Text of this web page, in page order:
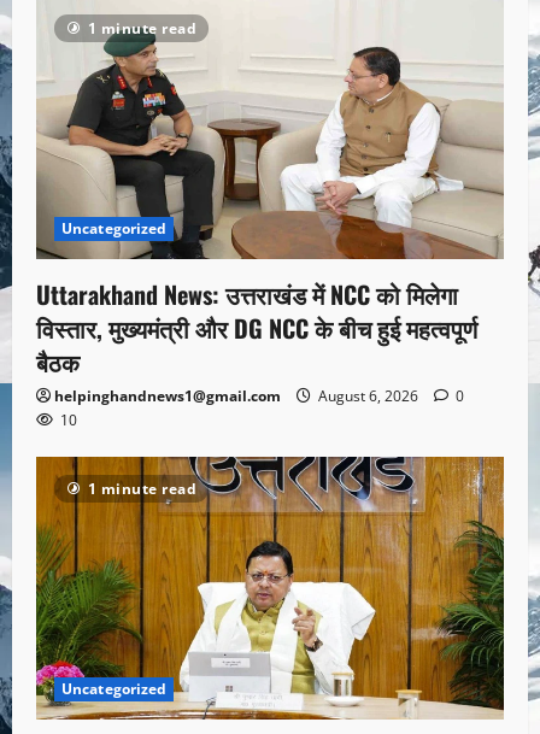
1 minute read
Uncategorized
Uttarakhand News: उत्तराखंड में NCC को मिलेगा
विस्तार, मुख्यमंत्री और DG NCC के बीच हुई महत्वपूर्ण
बैठक
helpinghandnews1@gmail.com August 6, 2026
0
10
1 minute read
Uncategorized